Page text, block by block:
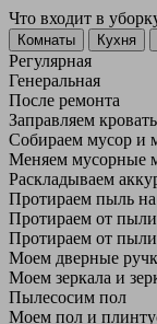
Что входит в
Регу­лярная
Гене­ральная
После ремонта
Заправляем кровать
Собираем мусор и
Меняем мусорные
Раскладываем
Протираем пыль
Протираем от
Протираем от
Моем дверные
Моем зеркала и
Пылесосим пол
Моем пол и